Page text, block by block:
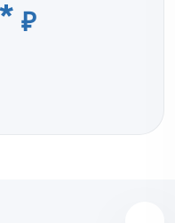
* ₽